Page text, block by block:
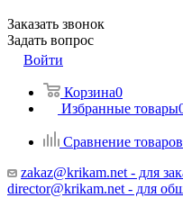
Заказать звонок
Задать вопрос
Войти
Корзина0
Избранные товары
Сравнение товаров
zakaz@krikam.net - для
director@krikam.net - для